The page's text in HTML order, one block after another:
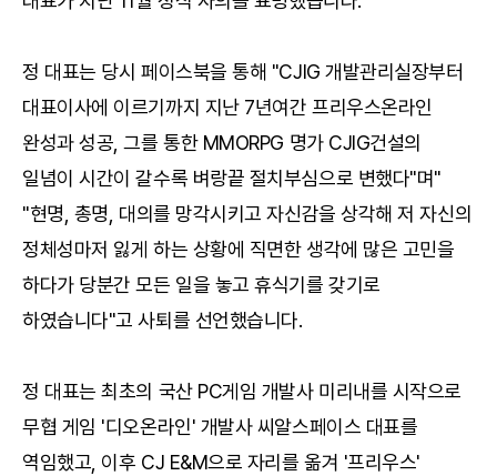
정 대표는 당시 페이스북을 통해 "CJIG 개발관리실장부터
대표이사에 이르기까지 지난 7년여간 프리우스온라인
완성과 성공, 그를 통한 MMORPG 명가 CJIG건설의
일념이 시간이 갈수록 벼랑끝 절치부심으로 변했다"며"
"현명, 총명, 대의를 망각시키고 자신감을 상각해 저 자신의
정체성마저 잃게 하는 상황에 직면한 생각에 많은 고민을
하다가 당분간 모든 일을 놓고 휴식기를 갖기로
하였습니다"고 사퇴를 선언했습니다.
정 대표는 최초의 국산 PC게임 개발사 미리내를 시작으로
무협 게임 '디오온라인' 개발사 씨알스페이스 대표를
역임했고, 이후 CJ E&M으로 자리를 옮겨 '프리우스'